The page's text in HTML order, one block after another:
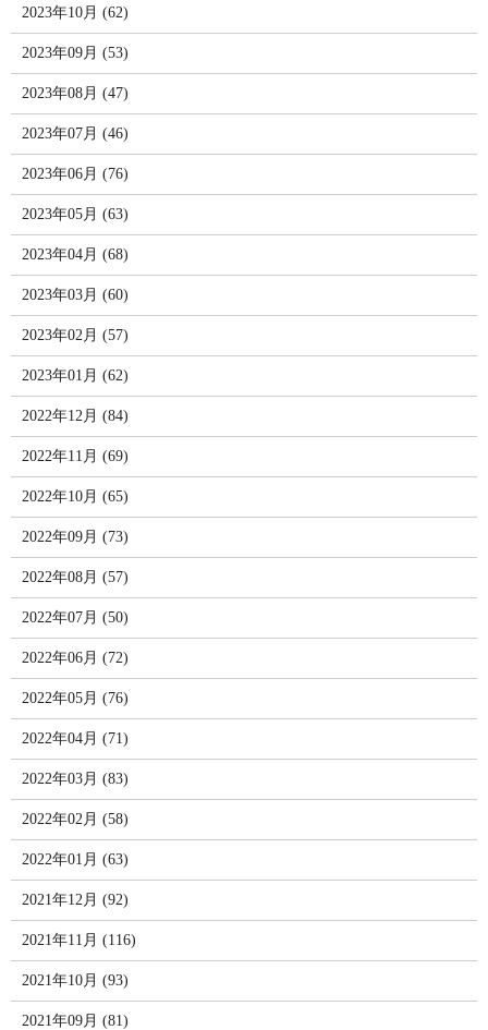
2023年10月 (62)
2023年09月 (53)
2023年08月 (47)
2023年07月 (46)
2023年06月 (76)
2023年05月 (63)
2023年04月 (68)
2023年03月 (60)
2023年02月 (57)
2023年01月 (62)
2022年12月 (84)
2022年11月 (69)
2022年10月 (65)
2022年09月 (73)
2022年08月 (57)
2022年07月 (50)
2022年06月 (72)
2022年05月 (76)
2022年04月 (71)
2022年03月 (83)
2022年02月 (58)
2022年01月 (63)
2021年12月 (92)
2021年11月 (116)
2021年10月 (93)
2021年09月 (81)